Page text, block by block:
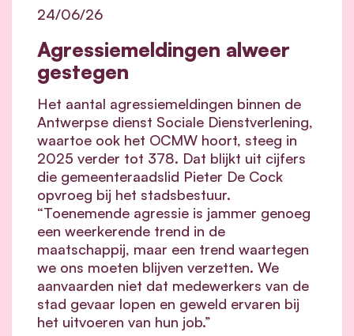
Agressiemeldingen alweer
gestegen
24/06/26
Het aantal agressiemeldingen binnen de
Antwerpse dienst Sociale Dienstverlening,
waartoe ook het OCMW hoort, steeg in
2025 verder tot 378. Dat blijkt uit cijfers
die gemeenteraadslid Pieter De Cock
opvroeg bij het stadsbestuur.
“Toenemende agressie is jammer genoeg
een weerkerende trend in de
maatschappij, maar een trend waartegen
we ons moeten blijven verzetten. We
aanvaarden niet dat medewerkers van de
stad gevaar lopen en geweld ervaren bij
het uitvoeren van hun job.”